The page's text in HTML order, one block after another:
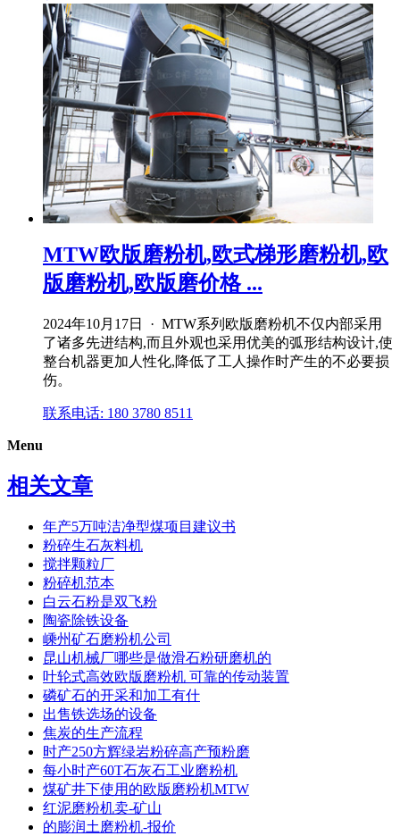
MTW欧版磨粉机,欧式梯形磨粉机,欧
版磨粉机,欧版磨价格 ...
2024年10月17日 · MTW系列欧版磨粉机不仅内部采用
了诸多先进结构,而且外观也采用优美的弧形结构设计,使
整台机器更加人性化,降低了工人操作时产生的不必要损
伤。
联系电话: 180 3780 8511
Menu
相关文章
年产5万吨洁净型煤项目建议书
粉碎生石灰料机
搅拌颗粒厂
粉碎机范本
白云石粉是双飞粉
陶瓷除铁设备
嵊州矿石磨粉机公司
昆山机械厂哪些是做滑石粉研磨机的
叶轮式高效欧版磨粉机 可靠的传动装置
磷矿石的开采和加工有什
出售铁选场的设备
焦炭的生产流程
时产250方辉绿岩粉碎高产预粉磨
每小时产60T石灰石工业磨粉机
煤矿井下使用的欧版磨粉机MTW
红泥磨粉机卖-矿山
的膨润土磨粉机-报价